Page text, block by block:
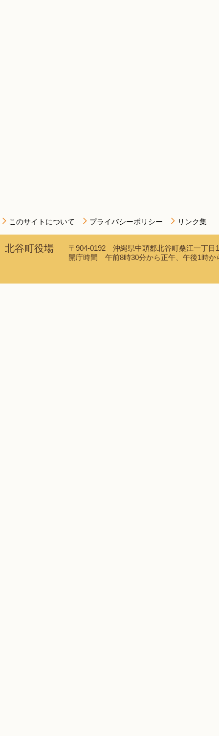
このサイトについて プライバシーポリシー リンク集
北谷町役場
〒904-0192 沖縄県中頭郡北谷町桑江一丁
開庁時間 午前8時30分から正午、午後1時か